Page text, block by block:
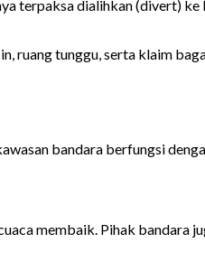
terpaksa dialihkan (divert)
ruang tunggu, serta klaim
bandara berfungsi
membaik. Pihak bandara